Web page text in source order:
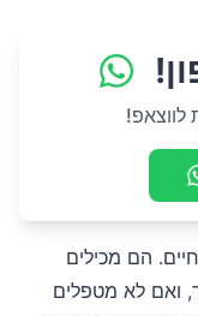
לווצאפ!
הם מכילים
ואם לא מטפלים